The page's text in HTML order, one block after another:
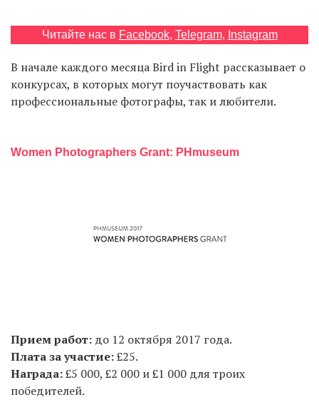
Читайте нас в Facebook, Telegram, Instagram
В начале каждого месяца Bird in Flight рассказывает о
конкурсах, в которых могут поучаствовать как
профессиональные фотографы, так и любители.
Women Photographers Grant: PHmuseum
Прием работ: до 12 октября 2017 года.
Плата за участие:£25.
Награда:£5 000, £2 000 и £1 000 для троих
победителей.